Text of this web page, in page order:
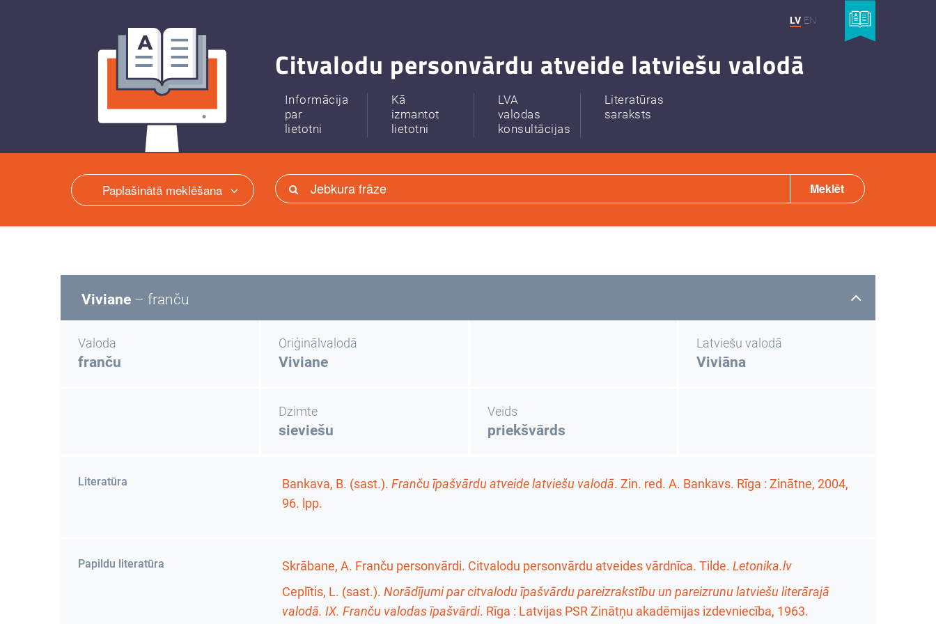
LV EN
Citvalodu personvārdu atveide latviešu valodā
Informācija
par
lietotni
Kā
izmantot
lietotni
LVA
valodas
konsultācijas
Literatūras
saraksts
Paplašinātā meklēšana Meklēt
Viviane – franču
Valoda
franču
Oriģinālvalodā
Viviane
Latviešu valodā
Viviāna
Dzimte
sieviešu
Veids
priekšvārds
Literatūra Bankava, B. (sast.). Franču īpašvārdu atveide latviešu valodā. Zin. red. A. Bankavs. Rīga : Zinātne, 2004,
96. lpp.
Papildu literatūra Skrābane, A. Franču personvārdi. Citvalodu personvārdu atveides vārdnīca. Tilde. Letonika.lv
Ceplītis, L. (sast.). Norādījumi par citvalodu īpašvārdu pareizrakstību un pareizrunu latviešu literārajā
valodā. IX. Franču valodas īpašvārdi. Rīga : Latvijas PSR Zinātņu akadēmijas izdevniecība, 1963.